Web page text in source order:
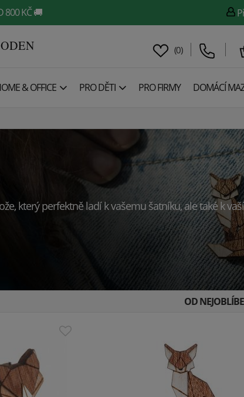
800 KČ 🚚
(0)
& OFFICE PRO DĚTI PRO FIRMY DOMÁCÍ
který perfektně ladí k vašemu šatníku, ale také k
OD